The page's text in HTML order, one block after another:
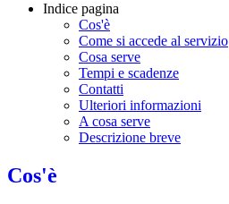
Indice pagina
Cos'è
Come si accede al servizio
Cosa serve
Tempi e scadenze
Contatti
Ulteriori informazioni
A cosa serve
Descrizione breve
Cos'è